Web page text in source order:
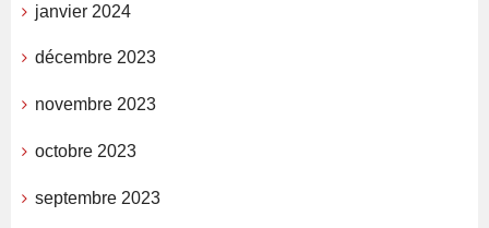
janvier 2024
décembre 2023
novembre 2023
octobre 2023
septembre 2023